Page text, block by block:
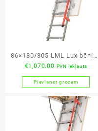
86×130/305 LML Lux bēniņu
kāpnes
€1,070.00 PVN iekļauts
Pievienot grozam